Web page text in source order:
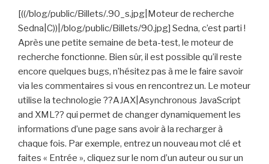
[((/blog/public/Billets/.90_s.jpg|Moteur de recherche
Sedna|C))|/blog/public/Billets/90.jpg] Sedna, c’est parti !
Après une petite semaine de beta-test, le moteur de
recherche fonctionne. Bien sûr, il est possible qu’il reste
encore quelques bugs, n’hésitez pas à me le faire savoir
via les commentaires si vous en rencontrez un. Le moteur
utilise la technologie ??AJAX|Asynchronous JavaScript
and XML?? qui permet de changer dynamiquement les
informations d’une page sans avoir à la recharger à
chaque fois. Par exemple, entrez un nouveau mot clé et
faites « Entrée », cliquez sur le nom d’un auteur ou sur un